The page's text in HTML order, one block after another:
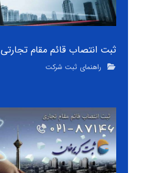
ثبت انتصاب قائم مقام تجارتی
راهنمای ثبت شرکت